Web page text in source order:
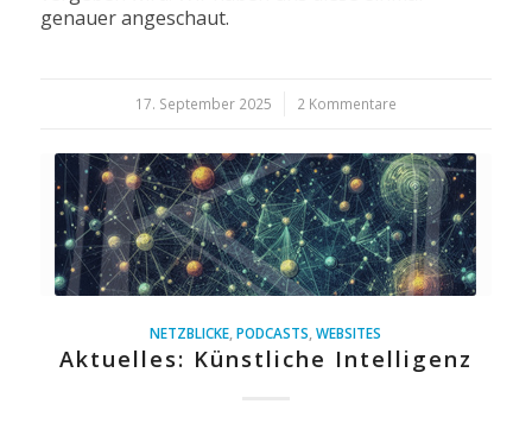
genauer angeschaut.
17. September 2025
/ 2 Kommentare
NETZBLICKE ,PODCASTS ,WEBSITES
Aktuelles: Künstliche Intelligenz